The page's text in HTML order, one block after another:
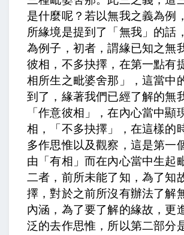
是什麼呢？ 若以無我之義為例，
所緣境是提到了「無我」的話
為例子， 初者，謂緣已知之無
彼相，不多抉擇， 在第一點有
相所生之毗婆舍那」，這當中
到了，緣著我們已經了解的無
「作意彼相」，在內心當中顯
相，「不多抉擇」，在這樣的
多作思惟以及觀察，這是第一
由「有相」而在內心當中生起
二者，前所未能了知，為了知
擇，對於之前所沒有辦法了解
內涵，為了要了解的緣故，更
泛的去作思惟，所以第二部分